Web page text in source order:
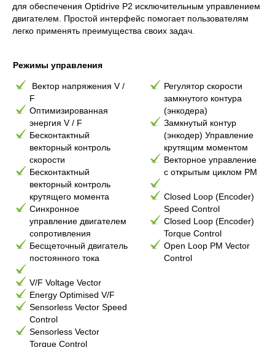
для обеспечения Optidrive P2 исключительным управлением
двигателем. Простой интерфейс помогает пользователям
легко применять преимущества своих задач.
Режимы управления
Вектор напряжения V /
F
Оптимизированная
энергия V / F
Бесконтактный
векторный контроль
скорости
Бесконтактный
векторный контроль
крутящего момента
Синхронное
управление двигателем
сопротивления
Бесщеточный двигатель
постоянного тока
V/F Voltage Vector
Energy Optimised V/F
Sensorless Vector Speed
Control
Sensorless Vector
Torque Control
Регулятор скорости
замкнутого контура
(энкодера)
Замкнутый контур
(энкодер) Управление
крутящим моментом
Векторное управление
с открытым циклом PM
Closed Loop (Encoder)
Speed Control
Closed Loop (Encoder)
Torque Control
Open Loop PM Vector
Control